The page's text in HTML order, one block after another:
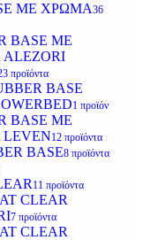
ΜΕ ΧΡΩΜΑ36
BASE ΜΕ
προϊόντα
BASE
1 προϊόν
BASE ΜΕ
12 προϊόντα
BASE8 προϊόντα
11 προϊόντα
CLEAR
7 προϊόντα
CLEAR